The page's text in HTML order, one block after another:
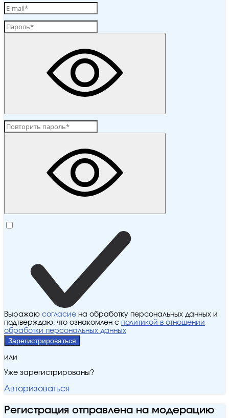
Выражаю согласие на обработку персональных данных и
подтверждаю, что ознакомлен с политикой в отношении
обработки персональных данных
Зарегистрироваться
или
Уже зарегистрированы?
Авторизоваться
Регистрация отправлена на модерацию